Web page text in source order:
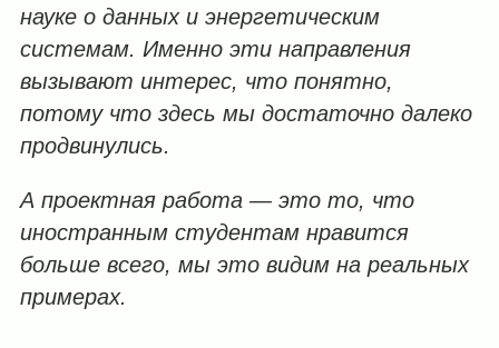
науке о данных и энергетическим
системам. Именно эти направления
вызывают интерес, что понятно,
потому что здесь мы достаточно далеко
продвинулись.
А проектная работа — это то, что
иностранным студентам нравится
больше всего, мы это видим на реальных
примерах.